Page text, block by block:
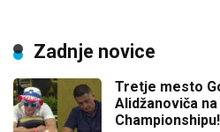
Zadnje novice
Tretje mesto
Alidžanoviča
Championshipu!